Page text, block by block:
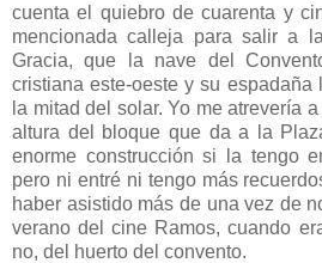
cuenta el quiebro de cuarenta y
mencionada calleja para salir a
Gracia, que la nave del
cristiana este-oeste y su espadaña
la mitad del solar. Yo me atrevería
altura del bloque que da a la
enorme construcción si la tengo
pero ni entré ni tengo más
haber asistido más de una vez de
verano del cine Ramos, cuando
no, del huerto del convento.